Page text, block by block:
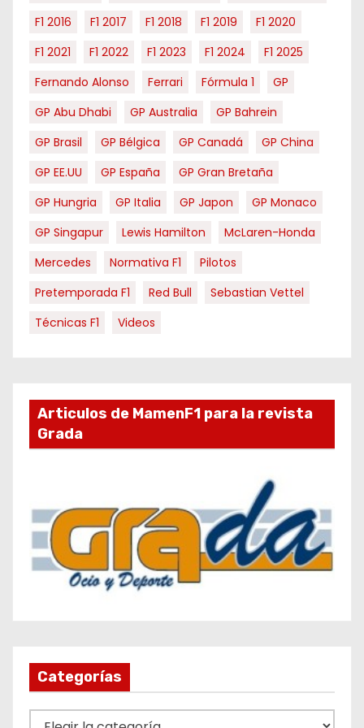
F1 2016 F1 2017 F1 2018 F1 2019
F1 2020
F1 2021
F1 2022 F1 2023 F1 2024
F1 2025
Fernando Alonso
Ferrari Fórmula 1
GP
GP Abu Dhabi
GP Australia
GP Bahrein
GP Brasil
GP Bélgica GP Canadá
GP China
GP EE.UU
GP España
GP Gran Bretaña
GP Hungria
GP Italia GP Japon
GP Monaco
GP Singapur
Lewis Hamilton
McLaren-Honda
Mercedes
Normativa F1
Pilotos
Pretemporada F1
Red Bull
Sebastian Vettel
Técnicas F1
Videos
Articulos de MamenF1 para la revista
Grada
Categorías